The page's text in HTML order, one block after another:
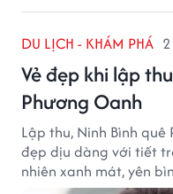
DU LỊCH - KHÁM PHÁ
Vẻ đẹp khi lập
Phương Oanh
Lập thu, Ninh Bình
đẹp dịu dàng với tiết
nhiên xanh mát, yên